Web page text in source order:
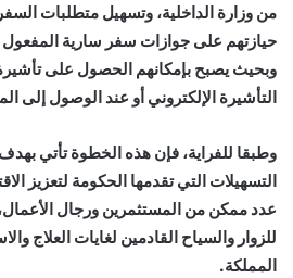
من وزارة الداخلية، وتسهيل متطلبات
وبحيث يصبح بإمكانهم الحصول على
التأشيرة الإلكتروني أو عند الوصول إلى
وطبقا للفراية، فإن هذه الخطوة تأتي
التسهيلات التي تقدمها الحكومة لتعزيز
عدد ممكن من المستثمرين ورجال الأعمال،
للزوار والسياح القادمين لغايات العلاج
المملكة.